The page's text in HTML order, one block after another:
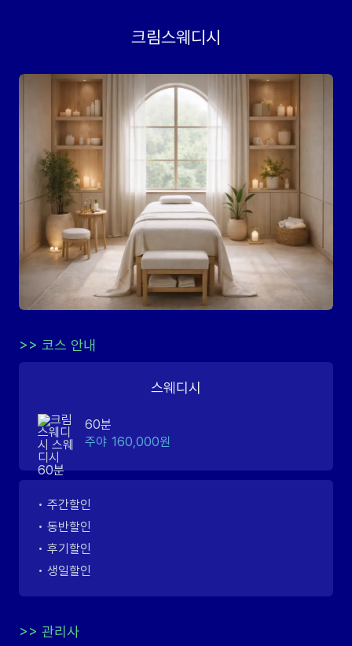
크림스웨디시
>> 코스 안내
스웨디시
60분
주야 160,000원
• 주간할인
• 동반할인
• 후기할인
• 생일할인
>> 관리사